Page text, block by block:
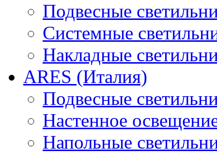
Подвесные
Системные
Накладные
ARES (Италия)
Подвесные
Настенное
Напольные